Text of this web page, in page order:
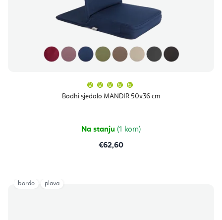
Bodhi sjedalo MANDIR 50x36 cm
proizvoda
je
zvjezdica.
Na stanju (1 kom)
€62,60
bordo plava